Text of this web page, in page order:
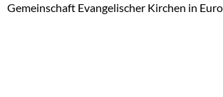
Gemeinschaft Evangelischer Kirchen in